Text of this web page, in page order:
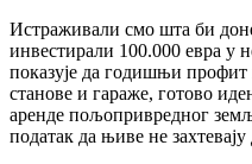
Истраживали смо шта би
инвестирали 100.000 евра у
показује да годишњи
станове и гараже, готово
аренде пољопривредног
податак да њиве не